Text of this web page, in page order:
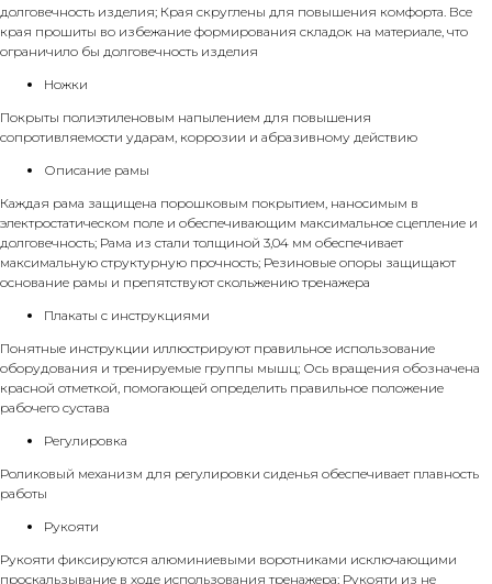
долговечность изделия; Края скруглены для повышения комфорта. Все
края прошиты во избежание формирования складок на материале, что
ограничило бы долговечность изделия
Ножки
Покрыты полиэтиленовым напылением для повышения
сопротивляемости ударам, коррозии и абразивному действию
Описание рамы
Каждая рама защищена порошковым покрытием, наносимым в
электростатическом поле и обеспечивающим максимальное сцепление и
долговечность; Рама из стали толщиной 3,04 мм обеспечивает
максимальную структурную прочность; Резиновые опоры защищают
основание рамы и препятствуют скольжению тренажера
Плакаты с инструкциями
Понятные инструкции иллюстрируют правильное использование
оборудования и тренируемые группы мышц; Ось вращения обозначена
красной отметкой, помогающей определить правильное положение
рабочего сустава
Регулировка
Роликовый механизм для регулировки сиденья обеспечивает плавность
работы
Рукояти
Рукояти фиксируются алюминиевыми воротниками исключающими
проскальзывание в ходе использования тренажера; Рукояти из не